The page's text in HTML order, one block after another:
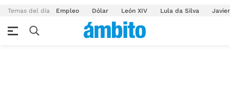
Temas del día Empleo Dólar León XIV Lula da Silva